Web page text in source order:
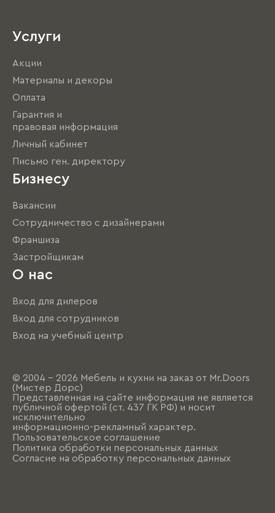
Услуги
Акции
Материалы и декоры
Оплата
Гарантия и
правовая информация
Личный кабинет
Письмо ген. директору
Бизнесу
Вакансии
Сотрудничество с дизайнерами
Франшиза
Застройщикам
О нас
Вход для дилеров
Вход для сотрудников
Вход на учебный центр
© 2004 - 2026 Мебель и кухни на заказ от Mr.Doors
(Мистер Дорс)
Представленная на сайте информация не является
публичной офертой (ст. 437 ГК РФ) и носит
исключительно
информационно-рекламный характер.
Пользовательское соглашение
Политика обработки персональных данных
Согласие на обработку персональных данных